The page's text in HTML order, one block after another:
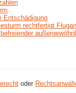
Entschädigung
rechtfertigt
oder